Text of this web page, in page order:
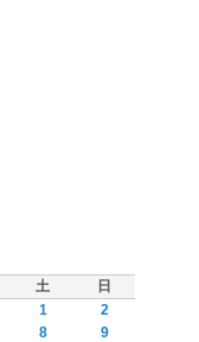
土
日
1
2
8 9